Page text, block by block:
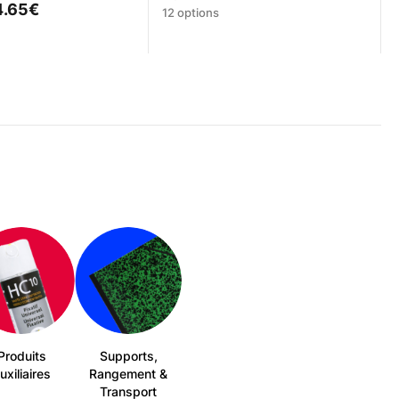
€
Ce
du
produit
12 options
Supports,
Rangement &
Transport